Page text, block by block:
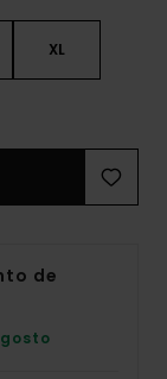
XL
de